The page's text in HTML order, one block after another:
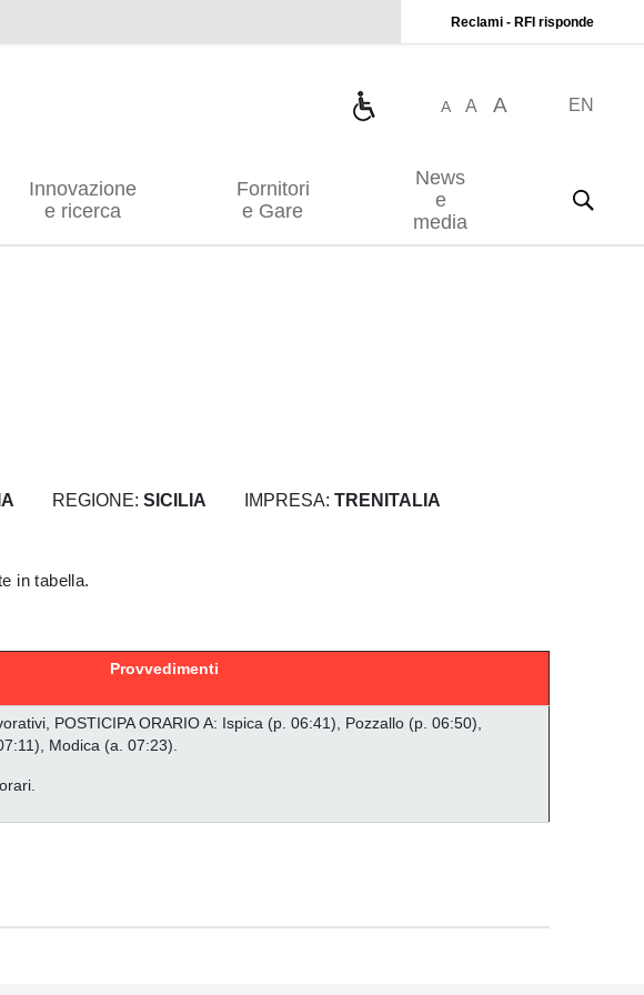
Reclami - RFI risponde
A A A EN
Innovazione
e ricerca
Fornitori
e Gare
News
e
media
REGIONE: SICILIA IMPRESA: TRENITALIA
in tabella.
Provvedimenti
POSTICIPA ORARIO A: Ispica (p. 06:41), Pozzallo (p. 06:50),
Modica (a. 07:23).